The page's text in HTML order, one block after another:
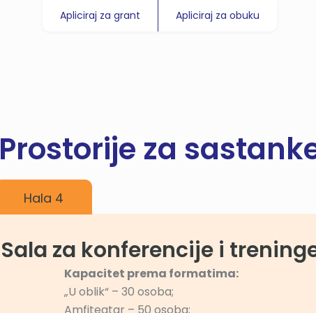
Apliciraj za grant Apliciraj za obuku
Prostorije za
Hala 4
Sala za konferencije i
Kapacitet prema formatima:
„U oblik“ – 30 osoba;
Amfiteatar – 50 osoba;